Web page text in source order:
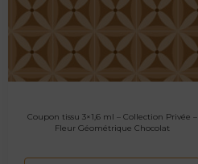
Coupon tissu 3×1,6 ml – Collection Privée –
Fleur Géométrique Chocolat